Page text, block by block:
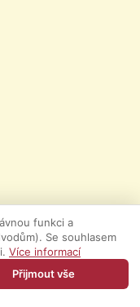
funkci a
Se souhlasem
Více informací
Přijmout vše